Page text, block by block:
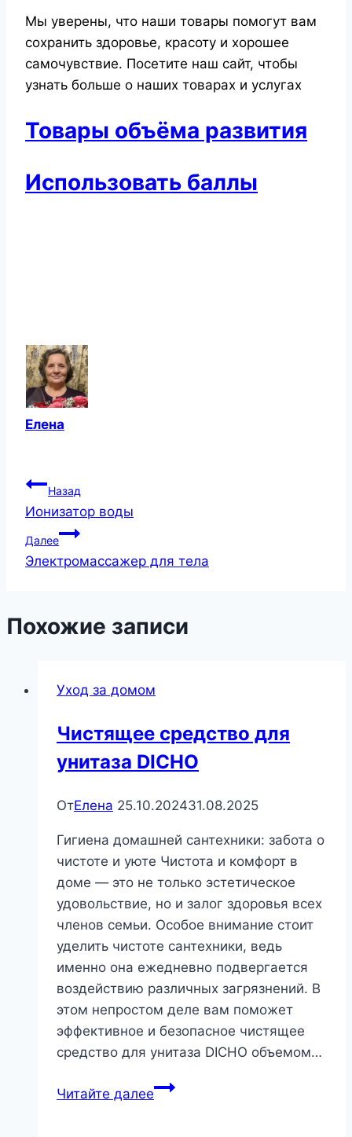
Мы уверены, что наши товары помогут вам
сохранить здоровье, красоту и хорошее
самочувствие. Посетите наш сайт, чтобы
узнать больше о наших товарах и услугах
Товары объёма развития
Использовать баллы
Елена
Навигация
по
записям
Назад
Ионизатор воды
Далее
Электромассажер для тела
Похожие записи
Уход за домом
Чистящее средство для
унитаза DICHO
ОтЕлена 25.10.202431.08.2025
Гигиена домашней сантехники: забота о
чистоте и уюте Чистота и комфорт в
доме — это не только эстетическое
удовольствие, но и залог здоровья всех
членов семьи. Особое внимание стоит
уделить чистоте сантехники, ведь
именно она ежедневно подвергается
воздействию различных загрязнений. В
этом непростом деле вам поможет
эффективное и безопасное чистящее
средство для унитаза DICHO объемом…
Читайте далееЧистящее